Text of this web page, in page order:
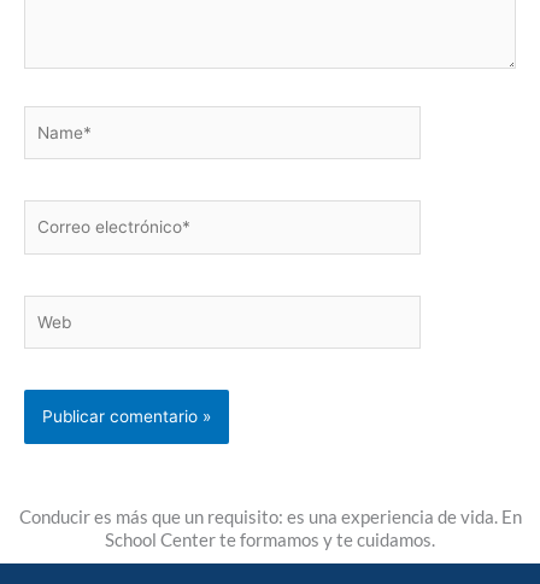
electrónico*
Conducir es más que un requisito: es una experiencia de vida. En
School Center te formamos y te cuidamos.